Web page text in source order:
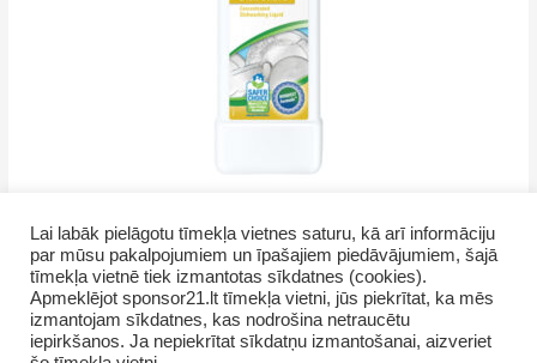
Copyright © 2026 GrupasDarbs.lv
Lai labāk pielāgotu tīmekļa vietnes saturu, kā arī informāciju
par mūsu pakalpojumiem un īpašajiem piedāvājumiem, šajā
tīmekļa vietnē tiek izmantotas sīkdatnes (cookies).
Apmeklējot sponsor21.lt tīmekļa vietni, jūs piekrītat, ka mēs
izmantojam sīkdatnes, kas nodrošina netraucētu
iepirkšanos. Ja nepiekrītat sīkdatņu izmantošanai, aizveriet